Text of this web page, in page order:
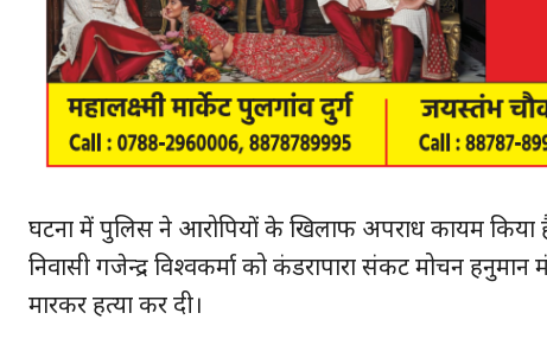
घटना में पुलिस ने आरोपियों के खिलाफ अपराध कायम किया
निवासी गजेन्द्र विश्वकर्मा को कंडरापारा संकट मोचन
मारकर हत्या कर दी।